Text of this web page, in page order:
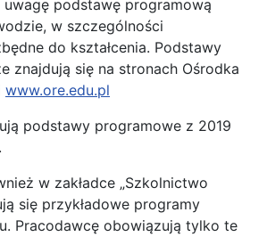
podstawę programową
w szczególności
do kształcenia. Podstawy
znajdują się na stronach Ośrodka
www.ore.edu.pl
podstawy programowe z 2019
w zakładce „Szkolnictwo
się przykładowe programy
Pracodawcę obowiązują tylko te